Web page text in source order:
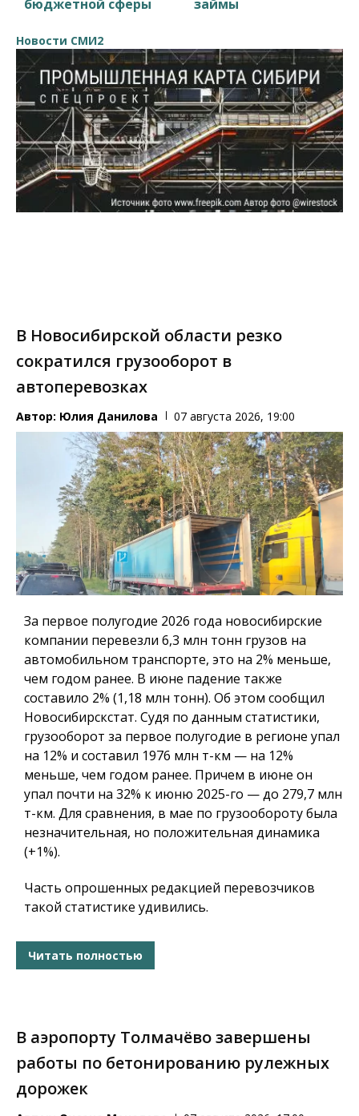
бюджетной сферы займы
Новости СМИ2
В Новосибирской области резко
сократился грузооборот в
автоперевозках
Автор: Юлия Данилова 07 августа 2026, 19:00
За первое полугодие 2026 года новосибирские
компании перевезли 6,3 млн тонн грузов на
автомобильном транспорте, это на 2% меньше,
чем годом ранее. В июне падение также
составило 2% (1,18 млн тонн). Об этом сообщил
Новосибирскстат. Судя по данным статистики,
грузооборот за первое полугодие в регионе упал
на 12% и составил 1976 млн т-км — на 12%
меньше, чем годом ранее. Причем в июне он
упал почти на 32% к июню 2025-го — до 279,7 млн
т-км. Для сравнения, в мае по грузообороту была
незначительная, но положительная динамика
(+1%).
Часть опрошенных редакцией перевозчиков
такой статистике удивились.
Читать полностью
В аэропорту Толмачёво завершены
работы по бетонированию рулежных
дорожек